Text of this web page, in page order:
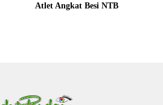
Atlet Angkat Besi NTB